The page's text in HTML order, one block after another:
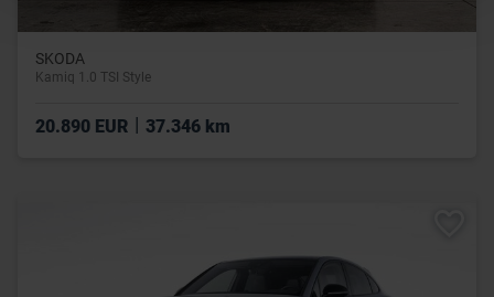
SKODA
Kamiq 1.0 TSI Style
20.890 EUR | 37.346 km